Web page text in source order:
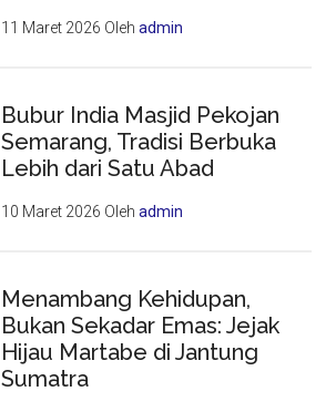
11 Maret 2026 Olehadmin
Bubur India Masjid Pekojan
Semarang, Tradisi Berbuka
Lebih dari Satu Abad
10 Maret 2026 Olehadmin
Menambang Kehidupan,
Bukan Sekadar Emas: Jejak
Hijau Martabe di Jantung
Sumatra